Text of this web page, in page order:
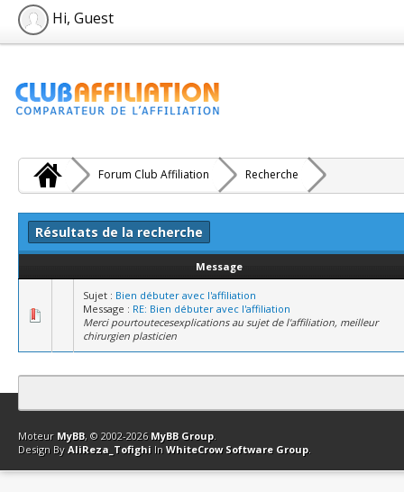
Hi, Guest
Forum Club Affiliation Recherche
Résultats de la recherche
Message
Sujet : Bien débuter avec l'affiliation
Message : RE: Bien débuter avec l'affiliation
Merci pourtoutecesexplications au sujet de l'affiliation, meilleur
chirurgien plasticien
Contact Club Affiliation Retourner en haut Version bas-débit
Moteur MyBB, © 2002-2026 MyBB Group.
Design By AliReza_Tofighi In WhiteCrow Software Group.